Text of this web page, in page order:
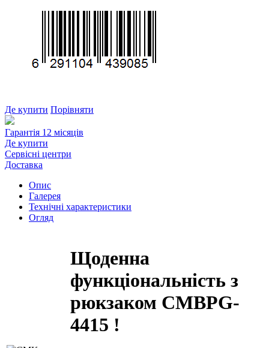
Де купити Порівняти
Гарантія 12 місяців
Де купити
Сервісні центри
Доставка
Опис
Галерея
Технічні характеристики
Огляд
Щоденна
функціональність з
рюкзаком CMBPG-
4415 !